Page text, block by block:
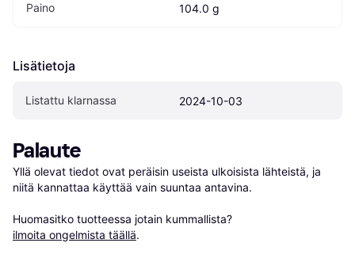
Paino 104.0 g
Lisätietoja
Listattu klarnassa 2024-10-03
Palaute
Yllä olevat tiedot ovat peräisin useista ulkoisista lähteistä, ja
niitä kannattaa käyttää vain suuntaa antavina.
Huomasitko tuotteessa jotain kummallista?
ilmoita ongelmista täällä.